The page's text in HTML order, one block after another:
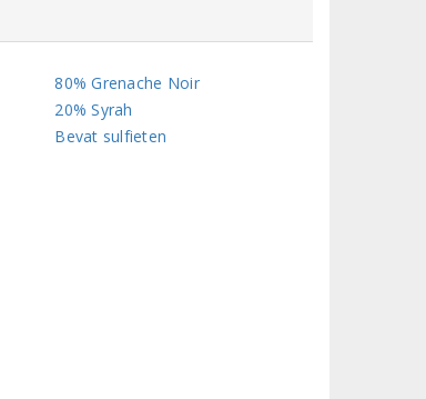
80% Grenache Noir
20% Syrah
Bevat sulfieten